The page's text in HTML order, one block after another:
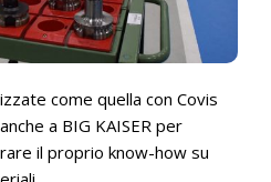
come quella con Covis
a BIG KAISER per
il proprio know-how su